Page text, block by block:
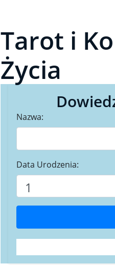
Tarot i
Życia
Nazwa:
Data Urodzenia: